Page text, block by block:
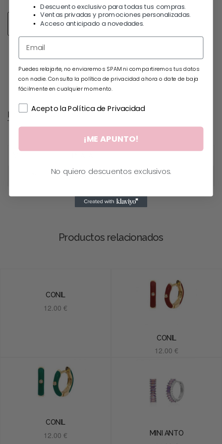
Añadir al carrito
Información adicional
MINI
Productos relacionados
CONIL
12.00 €
CONIL
12.00 €
CONIL
12.00 €
MINI ANTO
Descuento exclusivo para todas tus compras.
Ventas privadas y promociones personalizadas.
Acceso anticipado a novedades.
Puedes relajarte, no enviaremos SPAM ni compartiremos tus datos
con nadie. Consulta la política de privacidad ahora o date de baja
fácilmente en cualquier momento.
Acepto la Política de Privacidad
¡ME APUNTO!
No quiero descuentos exclusivos.